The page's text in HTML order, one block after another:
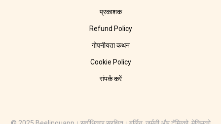
प्रकाशक
Refund Policy
गोपनीयता कथन
Cookie Policy
संपर्क करें